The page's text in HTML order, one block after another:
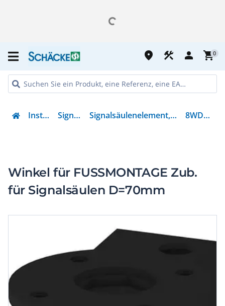
place construction person shopping_cart0
Installation Signalgeräte Signalsäulenelement, Befestigungswinkel 8WD4408-0CC
Winkel für FUSSMONTAGE Zub.
für Signalsäulen D=70mm